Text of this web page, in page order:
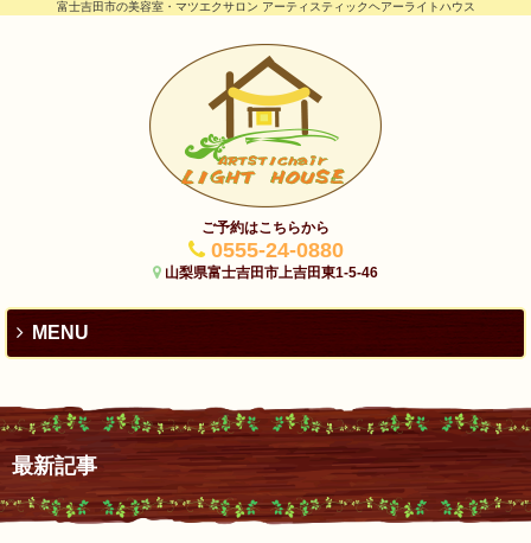
富士吉田市の美容室・マツエクサロン アーティスティックヘアーライトハウス
ご予約はこちらから
0555-24-0880
山梨県富士吉田市上吉田東1-5-46
MENU
最新記事